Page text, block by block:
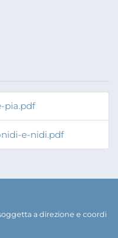
pia.pdf
e-nidi.pdf
a direzione e coordi